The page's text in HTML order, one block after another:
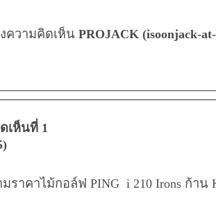
ความคิดเห็น PROJACK (isoonjack-
เห็นที่ 1
ราคาไม้กอล์ฟ PING i 210 Irons ก้าน